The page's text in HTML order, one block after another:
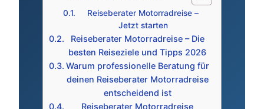
Reiseberater Motorradreise –
Jetzt starten
Reiseberater Motorradreise – Die
besten Reiseziele und Tipps 2026
Warum professionelle Beratung für
deinen Reiseberater Motorradreise
entscheidend ist
Reiseberater Motorradreise